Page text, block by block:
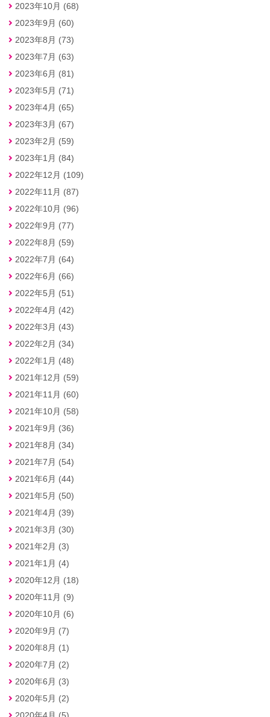
2023年10月 (68)
2023年9月 (60)
2023年8月 (73)
2023年7月 (63)
2023年6月 (81)
2023年5月 (71)
2023年4月 (65)
2023年3月 (67)
2023年2月 (59)
2023年1月 (84)
2022年12月 (109)
2022年11月 (87)
2022年10月 (96)
2022年9月 (77)
2022年8月 (59)
2022年7月 (64)
2022年6月 (66)
2022年5月 (51)
2022年4月 (42)
2022年3月 (43)
2022年2月 (34)
2022年1月 (48)
2021年12月 (59)
2021年11月 (60)
2021年10月 (58)
2021年9月 (36)
2021年8月 (34)
2021年7月 (54)
2021年6月 (44)
2021年5月 (50)
2021年4月 (39)
2021年3月 (30)
2021年2月 (3)
2021年1月 (4)
2020年12月 (18)
2020年11月 (9)
2020年10月 (6)
2020年9月 (7)
2020年8月 (1)
2020年7月 (2)
2020年6月 (3)
2020年5月 (2)